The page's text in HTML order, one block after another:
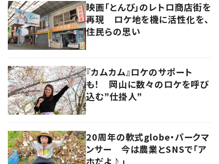
映画「とんび」のレトロ商店街を
再現 ロケ地を機に活性化を、
住民らの思い
『カムカム』ロケのサポート
も！ 岡山に数々のロケを呼び
込む”仕掛人”
20周年の軟式globe・パークマ
ンサー 今は農業とSNSで「ア
ホだよ♪」